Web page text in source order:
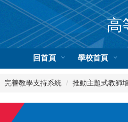
高
回首頁 學校首頁
完善教學支持系統 推動主題式教師